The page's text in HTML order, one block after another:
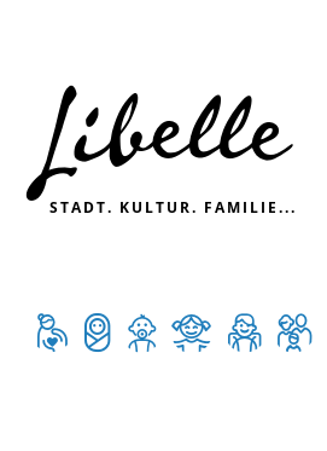

STADT. KULTUR. FAMILIE...
     